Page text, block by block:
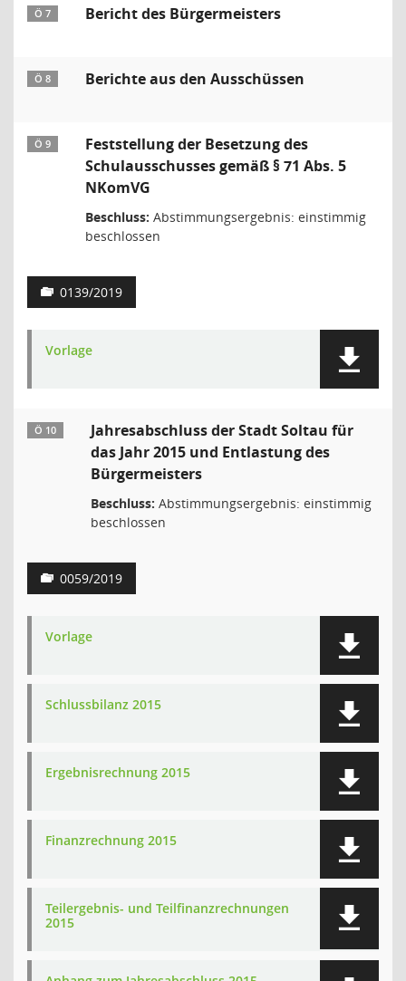
Ö 7 Bericht des Bürgermeisters
Ö 8 Berichte aus den Ausschüssen
Ö 9
Feststellung der Besetzung des
Schulausschusses gemäß § 71 Abs. 5
NKomVG
Beschluss: Abstimmungsergebnis: einstimmig
beschlossen
0139/2019
Vorlage
Ö 10
Jahresabschluss der Stadt Soltau für
das Jahr 2015 und Entlastung des
Bürgermeisters
Beschluss: Abstimmungsergebnis: einstimmig
beschlossen
0059/2019
Vorlage
Schlussbilanz 2015
Ergebnisrechnung 2015
Finanzrechnung 2015
Teilergebnis- und Teilfinanzrechnungen
2015